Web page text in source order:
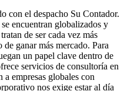
con el despacho Su Contador.
encuentran globalizados y
de ser cada vez más
ganar más mercado. Para
un papel clave dentro de
servicios de consultoría en
empresas globales con
nos exige estar al día